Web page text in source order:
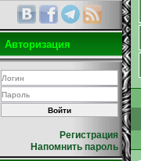
Авторизация
Регистрация
Напомнить пароль